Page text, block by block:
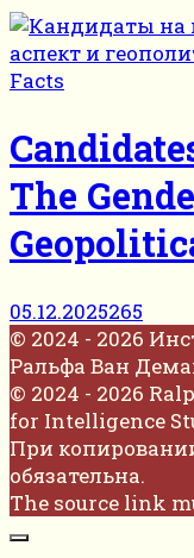
Facts
The
05.12.2025265
© 2024 - 2026
Ральфа Ван
© 2024 - 2026
for Intelligence
При
обязательна.
The source link